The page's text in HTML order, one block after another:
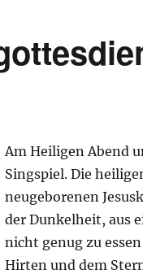
Am Heiligen Abend
Singspiel. Die
neugeborenen
der Dunkelheit, aus
nicht genug zu
Hirten und dem